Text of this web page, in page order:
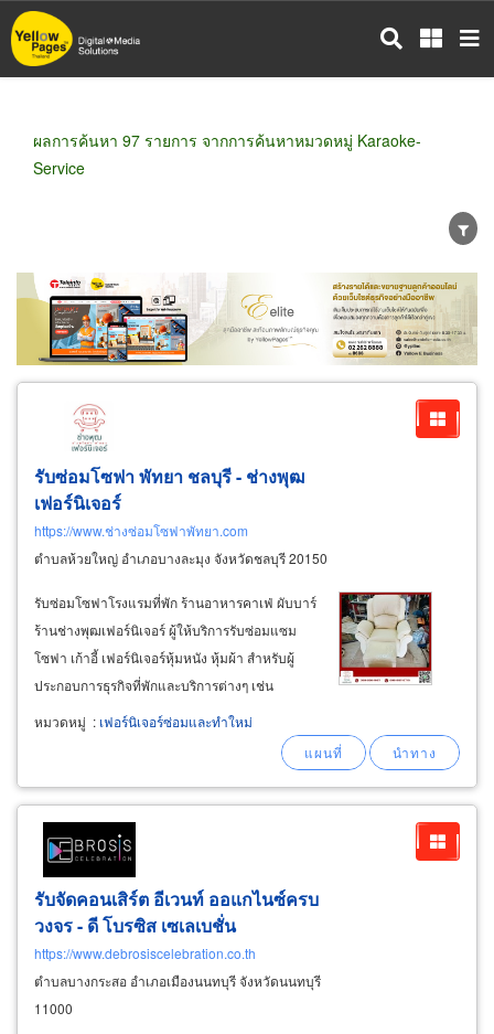
ข้าม
ไป
ผลการค้นหา 97 รายการ จากการค้นหาหมวดหมู่ Karaoke-
Service
ขายส่ง ขายปลีก ผู้ผลิต
ตัวแทนจัดจำหน่าย
ผู้ส่งออก/นำเข้า
ธุรกิจบริการ
รับซ่อมโซฟา พัทยา ชลบุรี - ช่างพุฒ
เฟอร์นิเจอร์
https://www.ช่างซ่อมโซฟาพัทยา.com
ตำบลห้วยใหญ่ อำเภอบางละมุง จังหวัดชลบุรี 20150
รับซ่อมโซฟาโรงแรมที่พัก ร้านอาหารคาเฟ่ ผับบาร์
ร้านช่างพุฒเฟอร์นิเจอร์ ผู้ให้บริการรับซ่อมแซม
โซฟา เก้าอี้ เฟอร์นิเจอร์หุ้มหนัง หุ้มผ้า สำหรับผู้
ประกอบการธุรกิจที่พักและบริการต่างๆ เช่น
โรงแรม รีสอร์ท เซอร์วิสอพาร์ตเมนต์ สปาร้านนวด
เจ้าของห้องคอนโดมิเนียมและอพาร์ตเมนต์ให้เช่า
หมวดหมู่ : เฟอร์นิเจอร์ซ่อมและทำใหม่
รับจัดคอนเสิร์ต อีเวนท์ ออแกไนซ์ครบ
วงจร - ดี โบรซิส เซเลเบชั่น
https://www.debrosiscelebration.co.th
ตำบลบางกระสอ อำเภอเมืองนนทบุรี จังหวัดนนทบุรี
11000